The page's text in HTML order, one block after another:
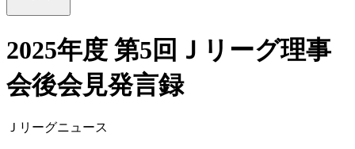
2025年度 第5回Ｊリーグ理事
会後会見発言録
Ｊリーグニュース